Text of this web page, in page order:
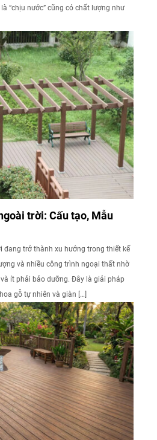
“chịu nước” cũng có chất lượng như
trời: Cấu tạo, Mẫu
đang trở thành xu hướng trong thiết kế
và nhiều công trình ngoại thất nhờ
ít phải bảo dưỡng. Đây là giải pháp
gỗ tự nhiên và giàn […]